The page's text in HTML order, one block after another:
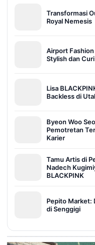
Transformasi
Royal Nemesis
Airport Fashion
Stylish dan
Lisa
Backless di
Byeon Woo
Pemotretan
Karier
Tamu Artis di
Nadech
BLACKPINK
Pepito Market:
di Senggigi